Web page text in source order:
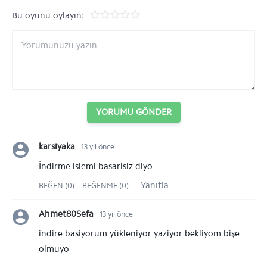
Bu oyunu oylayın:
YORUMU GÖNDER
karsiyaka 13 yıl önce
İndirme islemi basarisiz diyo
BEĞEN (0) BEĞENME (0) Yanıtla
Ahmet80Sefa 13 yıl önce
indire basiyorum yükleniyor yaziyor bekliyom bişe
olmuyo